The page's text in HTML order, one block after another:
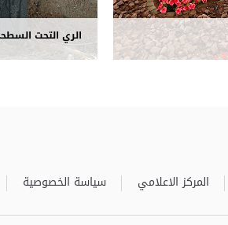
الري التحت
المركز الاعلامي سياسة الخصوصية